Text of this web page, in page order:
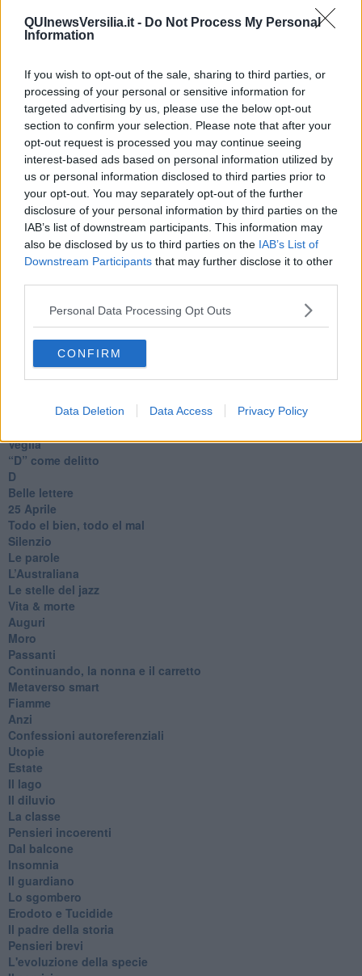
QUInewsVersilia.it - Do Not Process My Personal
Information
If you wish to opt-out of the sale, sharing to third parties, or
processing of your personal or sensitive information for
targeted advertising by us, please use the below opt-out
section to confirm your selection. Please note that after your
opt-out request is processed you may continue seeing
interest-based ads based on personal information utilized by
us or personal information disclosed to third parties prior to
your opt-out. You may separately opt-out of the further
disclosure of your personal information by third parties on the
IAB’s list of downstream participants. This information may
also be disclosed by us to third parties on the IAB’s List of
Downstream Participants that may further disclose it to other
Personal Data Processing Opt Outs
CONFIRM
Data Deletion Data Access Privacy Policy
La tempesta e altro
Umani
Parole
Amarezza
Colpa & merito
Vento
​LA PANCHINA ROSSA Requiem per il Commissario
Ospedali del cuore
Coraçào
Charlie
Il telefono del vento
Testamento & Commiato
Poeta
​La colpa - Memorie del commissario
Autunno
Gracias a la vida
Fly me to the moon
Hop!
O sonho de um prisioneiro
Memòrias
Sto qui
Bestiario
Veglia
​“D” come delitto
D
Belle lettere
25 Aprile
Todo el bien, todo el mal
Silenzio
Le parole
​L’Australiana
Le stelle del jazz
Vita & morte
Auguri
Moro
Passanti
Continuando, la nonna e il carretto
Metaverso smart
Fiamme
Anzi
Confessioni autoreferenziali
Utopie
Estate
Il lago
Il diluvio
La classe
Pensieri incoerenti
Dal balcone
Insomnia
Il guardiano
Lo sgombero
Erodoto e Tucidide
Il padre della storia
Pensieri brevi
L'evoluzione della specie